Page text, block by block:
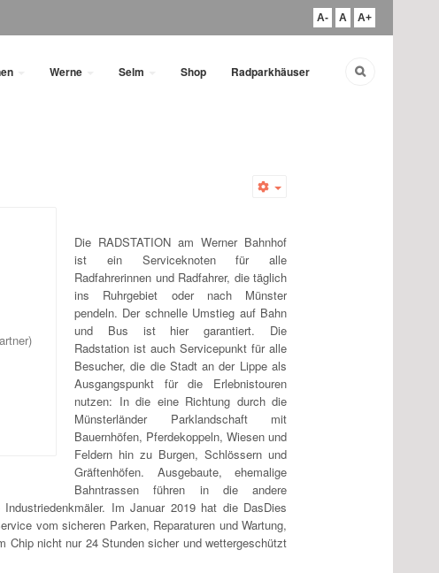
A- A A+
Werne Selm Shop Radparkhäuser
Die RADSTATION am Werner Bahnhof
ist ein Serviceknoten für alle
Radfahrerinnen und Radfahrer, die täglich
ins Ruhrgebiet oder nach Münster
pendeln. Der schnelle Umstieg auf Bahn
und Bus ist hier garantiert. Die
Radstation ist auch Servicepunkt für alle
Besucher, die die Stadt an der Lippe als
Ausgangspunkt für die Erlebnistouren
nutzen: In die eine Richtung durch die
Münsterländer Parklandschaft mit
Bauernhöfen, Pferdekoppeln, Wiesen und
Feldern hin zu Burgen, Schlössern und
Gräftenhöfen. Ausgebaute, ehemalige
Bahntrassen führen in die andere
Im Januar 2019 hat die DasDies
vom sicheren Parken, Reparaturen und Wartung,
Chip nicht nur 24 Stunden sicher und wettergeschützt